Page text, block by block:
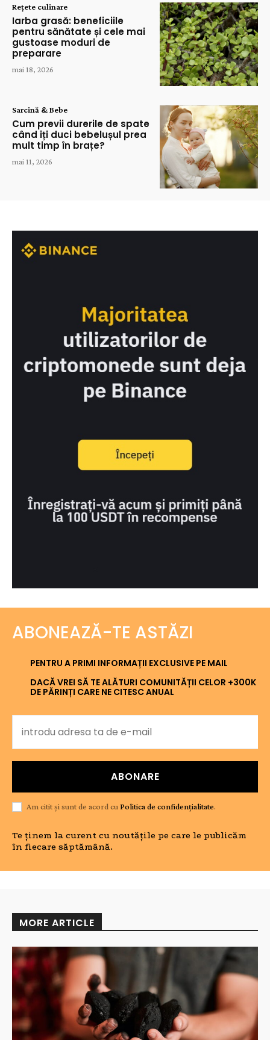
Rețete culinare
Iarba grasă: beneficiile
pentru sănătate și cele mai
gustoase moduri de
preparare
mai 18, 2026
Sarcină & Bebe
Cum previi durerile de spate
când îți duci bebelușul prea
mult timp în brațe?
mai 11, 2026
ABONEAZĂ-TE ASTĂZI
PENTRU A PRIMI INFORMAȚII EXCLUSIVE PE MAIL
DACĂ VREI SĂ TE ALĂTURI COMUNITĂȚII CELOR +300K
DE PĂRINȚI CARE NE CITESC ANUAL
ABONARE
Am citit și sunt de acord cu Politica de confidențialitate.
Te ținem la curent cu noutățile pe care le publicăm
în fiecare săptămână.
MORE ARTICLE